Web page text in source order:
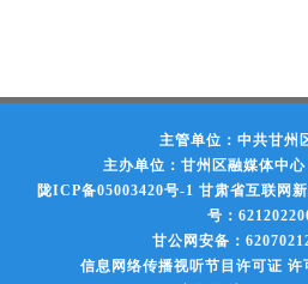
主管单位：中共甘州
主办单位：甘州区融媒体中
陇ICP备05003420号-1 甘肃省互联网
号：
甘公网安备：
信息网络传播视听节目许可证 许